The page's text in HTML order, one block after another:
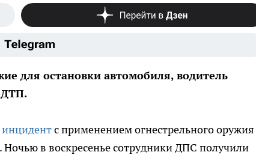
для остановки автомобиля, водитель
ДТП.
инцидентс применением огнестрельного оружия
в воскресенье сотрудники ДПС получили